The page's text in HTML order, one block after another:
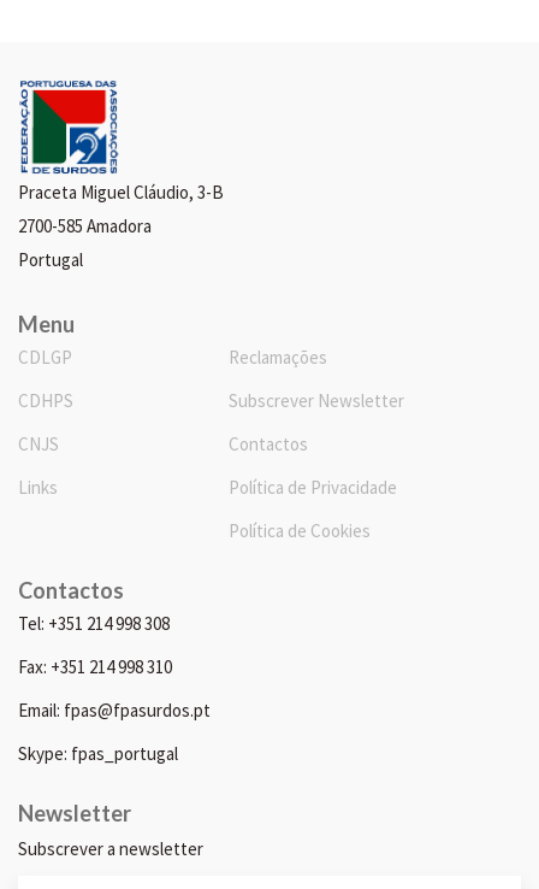
Praceta Miguel Cláudio, 3-B
2700-585 Amadora
Portugal
Menu
CDLGP
CDHPS
CNJS
Links
Reclamações
Subscrever Newsletter
Contactos
Política de Privacidade
Política de Cookies
Contactos
Tel: +351 214 998 308
Fax: +351 214 998 310
Email: fpas@fpasurdos.pt
Skype: fpas_portugal
Newsletter
Subscrever a newsletter